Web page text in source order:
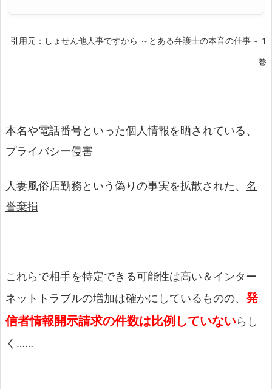
引用元：しょせん他人事ですから ～とある弁護士の本音の仕事～ 1
巻
本名や電話番号といった個人情報を晒されている、
プライバシー侵害
人妻風俗店勤務という偽りの事実を拡散された、 名
誉棄損
これらで相手を特定できる可能性は高い＆インター
ネットトラブルの増加は確かにしているものの、 発
信者情報開示請求の件数は比例していないらし
く……